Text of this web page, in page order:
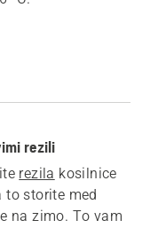
rezili
rezila kosilnice
to storite med
na zimo. To vam